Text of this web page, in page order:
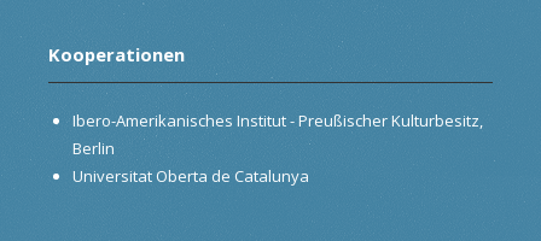
Kooperationen
Ibero-Amerikanisches Institut - Preußischer Kulturbesitz,
Berlin
Universitat Oberta de Catalunya